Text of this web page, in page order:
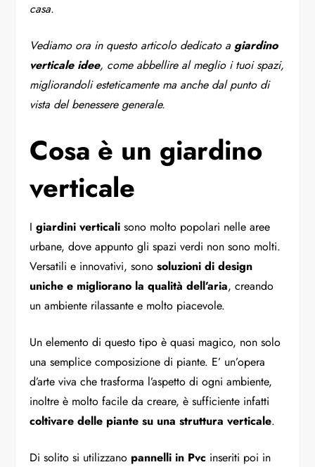
casa.
Vediamo ora in questo articolo dedicato agiardino
verticale idee, come abbellire al meglio i tuoi spazi,
migliorandoli esteticamente ma anche dal punto di
vista del benessere generale.
Cosa è un giardino
verticale
Igiardini verticali sono molto popolari nelle aree
urbane, dove appunto gli spazi verdi non sono molti.
Versatili e innovativi, sonosoluzioni di design
uniche e migliorano la qualità dell’aria, creando
un ambiente rilassante e molto piacevole.
Un elemento di questo tipo è quasi magico, non solo
una semplice composizione di piante. E’ un’opera
d’arte viva che trasforma l’aspetto di ogni ambiente,
inoltre è molto facile da creare, è sufficiente infatti
coltivare delle piante su una struttura verticale.
Di solito si utilizzano pannelli in Pvc inseriti poi in